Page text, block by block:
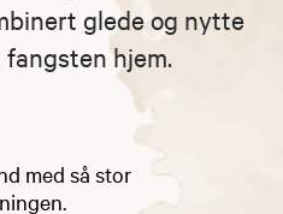
glede og nytte
hjem.
med så stor